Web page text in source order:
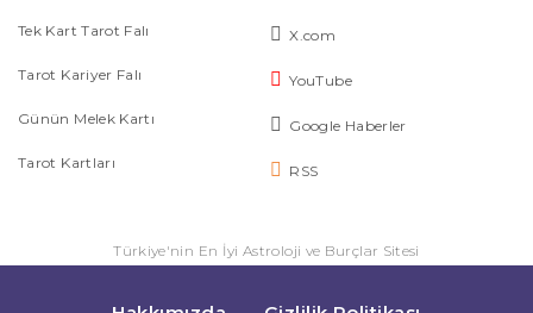
Tek Kart Tarot Falı
Tarot Kariyer Falı
Günün Melek Kartı
Tarot Kartları
X.com
YouTube
Google Haberler
RSS
Türkiye'nin En İyi Astroloji ve Burçlar Sitesi